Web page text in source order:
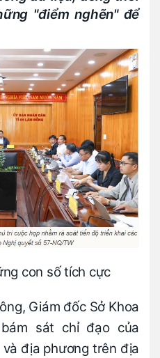
"điểm nghẽn" để
con số tích cực
Giám đốc Sở Khoa
sát chỉ đạo của
và địa phương trên địa